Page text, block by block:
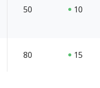
50 10
80 15